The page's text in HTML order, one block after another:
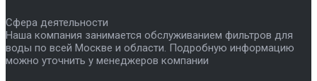
Сфера деятельности
Наша компания занимается обслуживанием фильтров для
воды по всей Москве и области. Подробную информацию
можно уточнить у менеджеров компании